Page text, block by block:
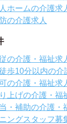
ホームの介護求
の介護求人
の介護・福祉求
歩10分以内の介
の介護・福祉求
上げの介護・福
・補助の介護・
ングスタッフ募